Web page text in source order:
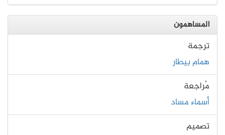
المساهمون
ترجمة
همام بيطار
مُراجعة
أسماء مساد
تصميم